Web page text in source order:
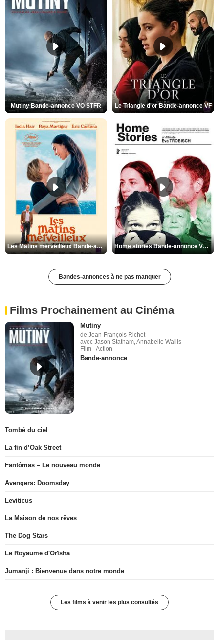
Mutiny Bande-annonce VO STFR Le Triangle d'or Bande-annonce VF
Les Matins merveilleux Bande-annonce VF Home stories Bande-annonce VO STFR
Bandes-annonces à ne pas manquer
Films Prochainement au Cinéma
Mutiny
de Jean-François Richet
avec Jason Statham, Annabelle Wallis
Film - Action
Bande-annonce
Tombé du ciel
La fin d’Oak Street
Fantômas – Le nouveau monde
Avengers: Doomsday
Leviticus
La Maison de nos rêves
The Dog Stars
Le Royaume d'Orïsha
Jumanji : Bienvenue dans notre monde
Les films à venir les plus consultés